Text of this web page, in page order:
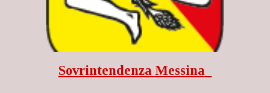
Sovrintendenza Messina